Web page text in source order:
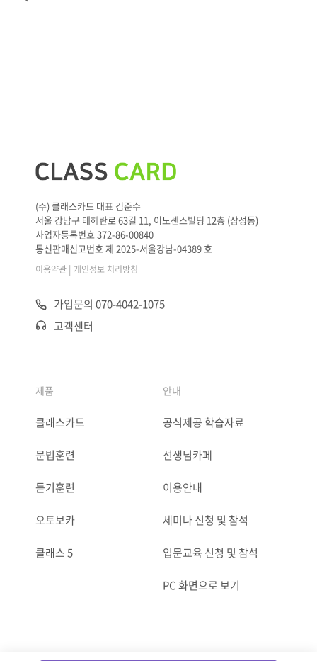
(주) 클래스카드 대표 김준수
서울 강남구 테헤란로 63길 11, 이노센스빌딩 12층 (삼성동)
사업자등록번호 372-86-00840
통신판매신고번호 제 2025-서울강남-04389 호
이용약관 | 개인정보 처리방침
가입문의 070-4042-1075
고객센터
제품
클래스카드
문법훈련
듣기훈련
오토보카
클래스 5
안내
공식제공 학습자료
선생님카페
이용안내
세미나 신청 및 참석
입문교육 신청 및 참석
PC 화면으로 보기